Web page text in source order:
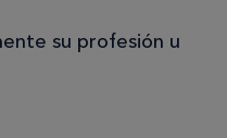
su profesión u